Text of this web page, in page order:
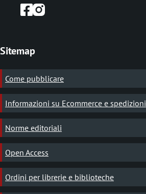
Sitemap
Come pubblicare
Informazioni su Ecommerce e spedizioni
Norme editoriali
Open Access
Ordini per librerie e biblioteche